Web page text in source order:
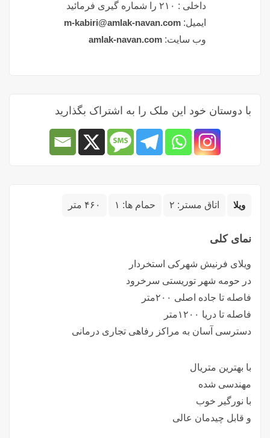
ویلا اتاق مستر: ۲ حمام ها: ۱ ۴۶۰ متر
نمای کلی
ویلای فرنیش شهرکی استخردار
در حومه شهر توریستی سرخرود
فاصله تا جاده‌ اصلی ۲۰۰متر
فاصله تا دریا ۱۲۰۰متر
دسترسی آسان به مراکز رفاهی تجاری درمانی
با بهترین متریال
مهندسی شده
با نورگیر خوب
و قابل چیدمان عالی
داخلی : ۲۱۰ را شماره گیری فرمائید
ایمیل: m-kabiri@amlak-navan.com
وب سایت: amlak-navan.com
با دوستان خود این ملک را به اشتراک بگذارید